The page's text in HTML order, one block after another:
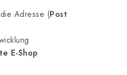
Adresse (Post
E-Shop